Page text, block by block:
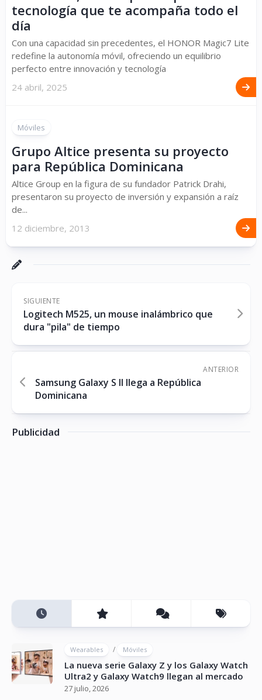
tecnología que te acompaña todo el
día
Con una capacidad sin precedentes, el HONOR Magic7 Lite
redefine la autonomía móvil, ofreciendo un equilibrio
perfecto entre innovación y tecnología
24 abril, 2025
Móviles
Grupo Altice presenta su proyecto
para República Dominicana
Altice Group en la figura de su fundador Patrick Drahi,
presentaron su proyecto de inversión y expansión a raíz
de...
12 diciembre, 2013
SIGUIENTE
Logitech M525, un mouse inalámbrico que
dura "pila" de tiempo
ANTERIOR
Samsung Galaxy S II llega a República
Dominicana
Publicidad
Wearables / Móviles
La nueva serie Galaxy Z y los Galaxy Watch
Ultra2 y Galaxy Watch9 llegan al mercado
27 julio, 2026